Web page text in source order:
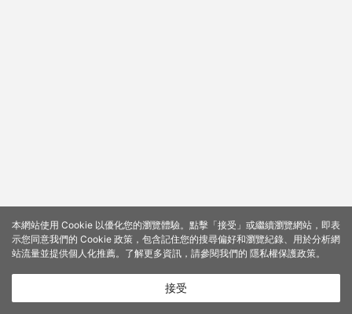
本網站使用 Cookie 以優化您的瀏覽體驗。點擊「接受」或繼續瀏覽網站，即表
示您同意我們的 Cookie 政策，包含記住您的搜尋偏好和瀏覽紀錄、用於分析網
站流量並提供個人化推薦。了解更多資訊，請參閱我們的 隱私權保護政策。
接受